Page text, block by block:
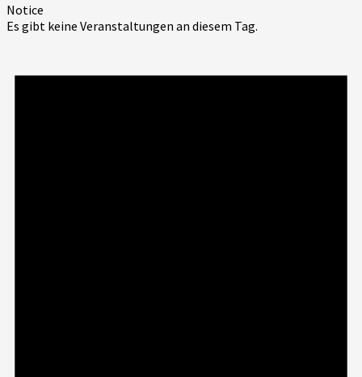
Notice
Es gibt keine Veranstaltungen an diesem Tag.